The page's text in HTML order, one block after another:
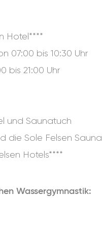
Hotel****
07:00 bis 10:30 Uhr
bis 21:00 Uhr
und Saunatuch
die Sole Felsen Sauna
Hotels****
Wassergymnastik: